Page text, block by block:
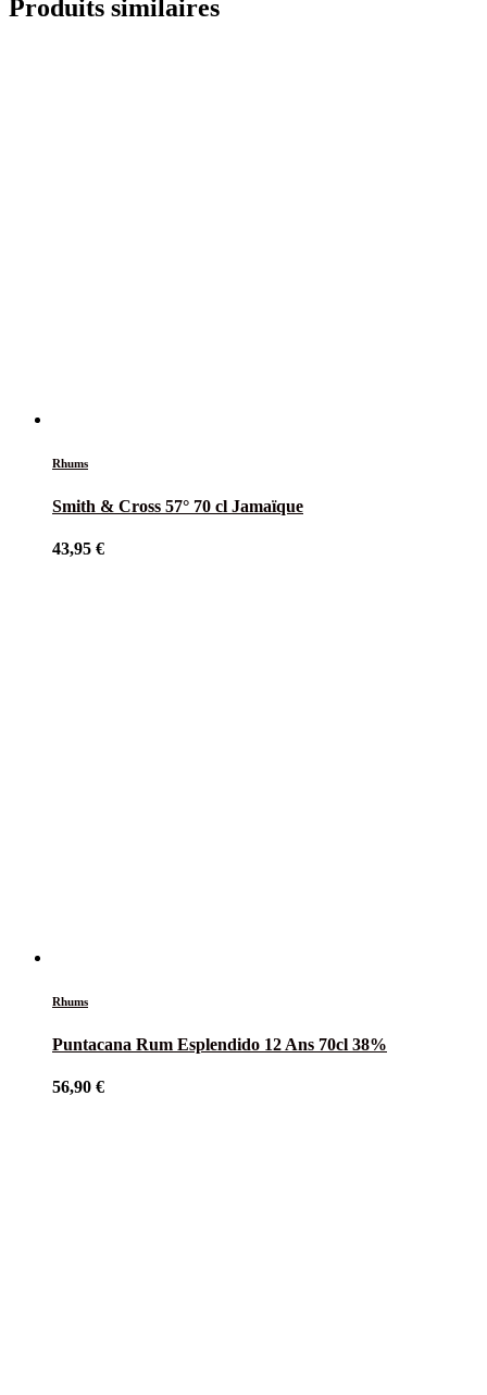
Produits similaires
Rhums
Smith & Cross 57° 70 cl Jamaïque
43,95 €
Rhums
Puntacana Rum Esplendido 12 Ans 70cl 38%
56,90 €